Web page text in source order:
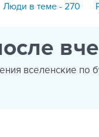
Люди в теме - 270
вселенские по